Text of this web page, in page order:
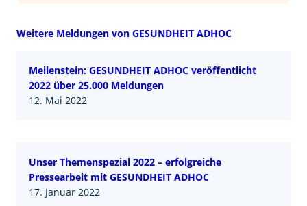
Weitere Meldungen von GESUNDHEIT ADHOC
Meilenstein: GESUNDHEIT ADHOC veröffentlicht
2022 über 25.000 Meldungen
12. Mai 2022
Unser Themenspezial 2022 – erfolgreiche
Pressearbeit mit GESUNDHEIT ADHOC
17. Januar 2022